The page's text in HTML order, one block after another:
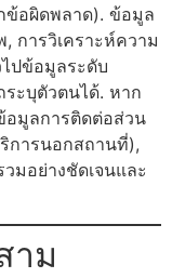
ข้อผิดพลาด). ข้อมูล
การวิเคราะห์ความ
ปข้อมูลระดับ
ะบุตัวตนได้. หาก
อมูลการติดต่อส่วน
การนอกสถานที่),
มอย่างชัดเจนและ
าม